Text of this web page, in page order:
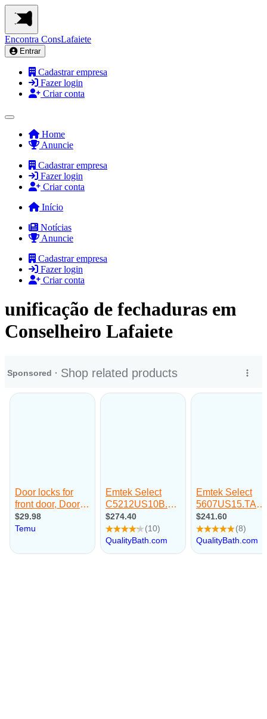
Encontra ConsLafaiete
Entrar
Cadastrar empresa
Fazer login
Criar conta
Home
Anuncie
Cadastrar empresa
Fazer login
Criar conta
Início
Notícias
Anuncie
Cadastrar empresa
Fazer login
Criar conta
unificação de fechaduras em
Conselheiro Lafaiete